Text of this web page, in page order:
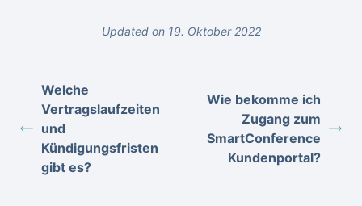
Updated on 19. Oktober 2022
Welche
Vertragslaufzeiten
und
Kündigungsfristen
gibt es?
Wie bekomme ich
Zugang zum
SmartConference
Kundenportal?